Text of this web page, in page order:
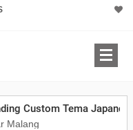
Custom Tema Japandi
Malang